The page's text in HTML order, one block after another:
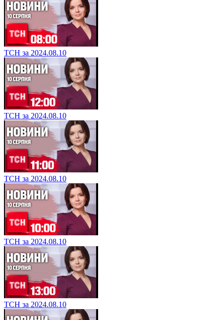
ТСН за 2024.08.10
ТСН за 2024.08.10
ТСН за 2024.08.10
ТСН за 2024.08.10
ТСН за 2024.08.10